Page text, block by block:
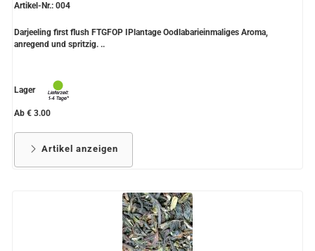
Artikel-Nr.: 004
Darjeeling first flush FTGFOP IPlantage Oodlabarieinmaliges Aroma,
anregend und spritzig. ..
Lager
Ab € 3.00
Artikel anzeigen